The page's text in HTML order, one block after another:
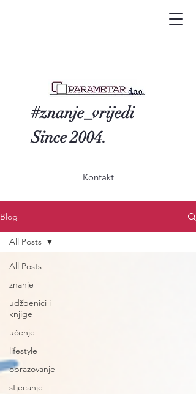
#znanje_vrijedi
Since 2004.
Kontakt
Blog
All Posts
znanje
udžbenici i
knjige
učenje
lifestyle
obrazovanje
stjecanje
All Posts